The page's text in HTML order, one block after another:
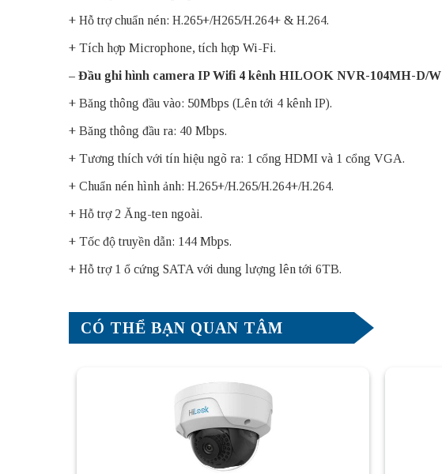
+ Hỗ trợ chuẩn nén: H.265+/H265/H.264+ & H.264.
+ Tích hợp Microphone, tích hợp Wi-Fi.
– Đầu ghi hình camera IP Wifi 4 kênh HILOOK NVR-104MH-D/W
+ Băng thông đầu vào: 50Mbps (Lên tới 4 kênh IP).
+ Băng thông đầu ra: 40 Mbps.
+ Tương thích với tín hiệu ngõ ra: 1 cổng HDMI và 1 cổng VGA.
+ Chuẩn nén hình ảnh: H.265+/H.265/H.264+/H.264.
+ Hỗ trợ 2 Ăng-ten ngoài.
+ Tốc độ truyền dẫn: 144 Mbps.
+ Hỗ trợ 1 ổ cứng SATA với dung lượng lên tới 6TB.
CÓ THỂ BẠN QUAN TÂM